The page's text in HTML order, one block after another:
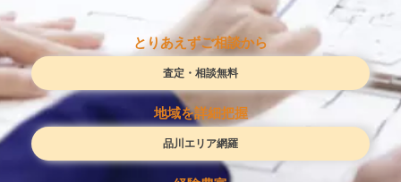
とりあえずご相談から
査定・相談無料
地域を詳細把握
品川エリア網羅